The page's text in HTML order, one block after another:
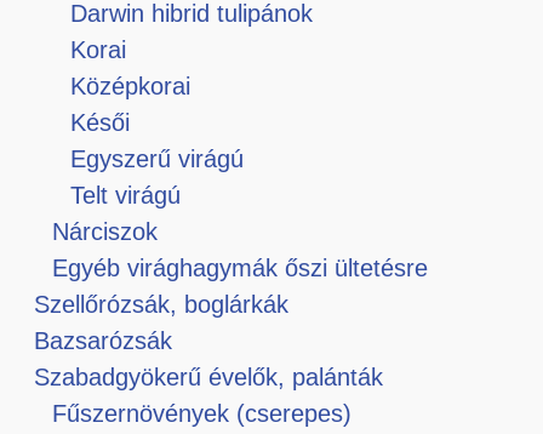
Darwin hibrid tulipánok
Korai
Középkorai
Késői
Egyszerű virágú
Telt virágú
Nárciszok
Egyéb virághagymák őszi ültetésre
Szellőrózsák, boglárkák
Bazsarózsák
Szabadgyökerű évelők, palánták
Fűszernövények (cserepes)